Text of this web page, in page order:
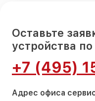
Оставьте
устройства
+7 (495)
Адрес офиса